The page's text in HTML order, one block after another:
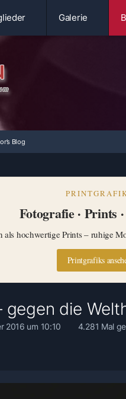
Galerie
Blog
Fotografie · Prints
als hochwertige Prints – ruhige
Printgrafiks
gegen die
2016 um 10:10 4.281 Mal